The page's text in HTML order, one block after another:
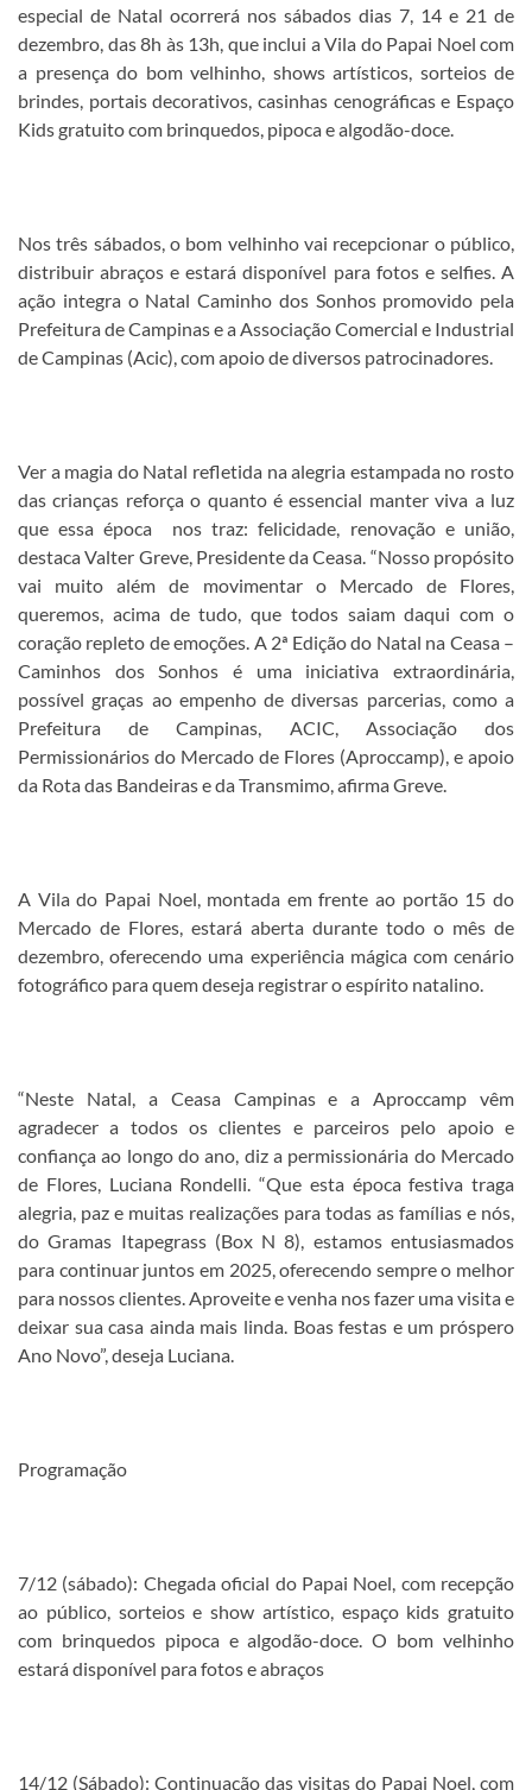
especial de Natal ocorrerá nos sábados dias 7, 14 e 21 de
dezembro, das 8h às 13h, que inclui a Vila do Papai Noel com
a presença do bom velhinho, shows artísticos, sorteios de
brindes, portais decorativos, casinhas cenográficas e Espaço
Kids gratuito com brinquedos, pipoca e algodão-doce.
Nos três sábados, o bom velhinho vai recepcionar o público,
distribuir abraços e estará disponível para fotos e selfies. A
ação integra o Natal Caminho dos Sonhos promovido pela
Prefeitura de Campinas e a Associação Comercial e Industrial
de Campinas (Acic), com apoio de diversos patrocinadores.
Ver a magia do Natal refletida na alegria estampada no rosto
das crianças reforça o quanto é essencial manter viva a luz
que essa época nos traz: felicidade, renovação e união,
destaca Valter Greve, Presidente da Ceasa. “Nosso propósito
vai muito além de movimentar o Mercado de Flores,
queremos, acima de tudo, que todos saiam daqui com o
coração repleto de emoções. A 2ª Edição do Natal na Ceasa –
Caminhos dos Sonhos é uma iniciativa extraordinária,
possível graças ao empenho de diversas parcerias, como a
Prefeitura de Campinas, ACIC, Associação dos
Permissionários do Mercado de Flores (Aproccamp), e apoio
da Rota das Bandeiras e da Transmimo, afirma Greve.
A Vila do Papai Noel, montada em frente ao portão 15 do
Mercado de Flores, estará aberta durante todo o mês de
dezembro, oferecendo uma experiência mágica com cenário
fotográfico para quem deseja registrar o espírito natalino.
“Neste Natal, a Ceasa Campinas e a Aproccamp vêm
agradecer a todos os clientes e parceiros pelo apoio e
confiança ao longo do ano, diz a permissionária do Mercado
de Flores, Luciana Rondelli. “Que esta época festiva traga
alegria, paz e muitas realizações para todas as famílias e nós,
do Gramas Itapegrass (Box N 8), estamos entusiasmados
para continuar juntos em 2025, oferecendo sempre o melhor
para nossos clientes. Aproveite e venha nos fazer uma visita e
deixar sua casa ainda mais linda. Boas festas e um próspero
Ano Novo”, deseja Luciana.
Programação
7/12 (sábado): Chegada oficial do Papai Noel, com recepção
ao público, sorteios e show artístico, espaço kids gratuito
com brinquedos pipoca e algodão-doce. O bom velhinho
estará disponível para fotos e abraços
14/12 (Sábado): Continuação das visitas do Papai Noel, com